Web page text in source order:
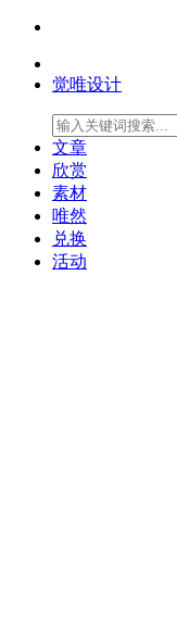
觉唯设计
文章
欣赏
素材
唯然
兑换
活动